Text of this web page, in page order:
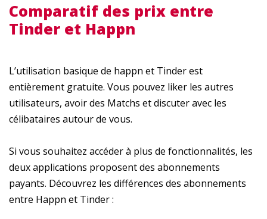
Comparatif des prix entre
Tinder et Happn
L’utilisation basique de happn et Tinder est
entièrement gratuite. Vous pouvez liker les autres
utilisateurs, avoir des Matchs et discuter avec les
célibataires autour de vous.
Si vous souhaitez accéder à plus de fonctionnalités, les
deux applications proposent des abonnements
payants. Découvrez les différences des abonnements
entre Happn et Tinder :